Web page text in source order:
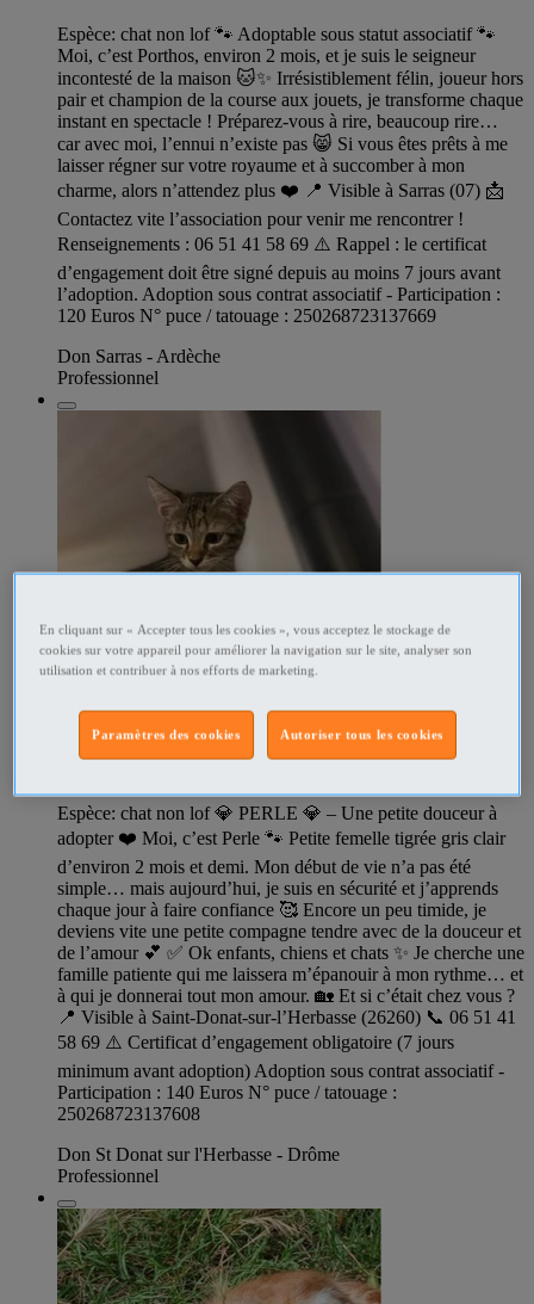
Espèce: chat non lof 🐾 Adoptable sous statut associatif 🐾
Moi, c’est Porthos, environ 2 mois, et je suis le seigneur
incontesté de la maison 🐱✨ Irrésistiblement félin, joueur hors
pair et champion de la course aux jouets, je transforme chaque
instant en spectacle ! Préparez-vous à rire, beaucoup rire…
car avec moi, l’ennui n’existe pas 😸 Si vous êtes prêts à me
laisser régner sur votre royaume et à succomber à mon
charme, alors n’attendez plus ❤️ 📍 Visible à Sarras (07) 📩
Contactez vite l’association pour venir me rencontrer !
Renseignements : 06 51 41 58 69 ⚠️ Rappel : le certificat
d’engagement doit être signé depuis au moins 7 jours avant
l’adoption. Adoption sous contrat associatif - Participation :
120 Euros N° puce / tatouage : 250268723137669
Don Sarras - Ardèche
Professionnel
347924770
Chat PERLE à l adoption
Espèce: chat non lof 💎 PERLE 💎 – Une petite douceur à
adopter ❤️ Moi, c’est Perle 🐾 Petite femelle tigrée gris clair
d’environ 2 mois et demi. Mon début de vie n’a pas été
simple… mais aujourd’hui, je suis en sécurité et j’apprends
chaque jour à faire confiance 🥰 Encore un peu timide, je
deviens vite une petite compagne tendre avec de la douceur et
de l’amour 💕 ✅ Ok enfants, chiens et chats ✨ Je cherche une
famille patiente qui me laissera m’épanouir à mon rythme… et
à qui je donnerai tout mon amour. 🏡 Et si c’était chez vous ?
📍 Visible à Saint-Donat-sur-l’Herbasse (26260) 📞 06 51 41
58 69 ⚠️ Certificat d’engagement obligatoire (7 jours
minimum avant adoption) Adoption sous contrat associatif -
Participation : 140 Euros N° puce / tatouage :
250268723137608
Don St Donat sur l'Herbasse - Drôme
Professionnel
En cliquant sur « Accepter tous les cookies », vous acceptez le stockage de
cookies sur votre appareil pour améliorer la navigation sur le site, analyser son
utilisation et contribuer à nos efforts de marketing.
Autoriser tous les cookies
Paramètres des cookies